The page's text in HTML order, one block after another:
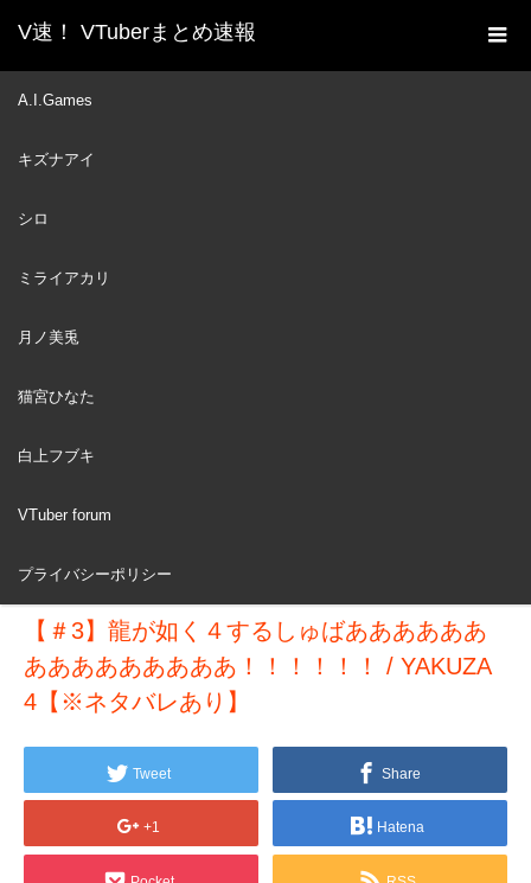
V速！ VTuberまとめ速報
A.I.Games
キズナアイ
シロ
ミライアカリ
月ノ美兎
猫宮ひなた
白上フブキ
VTuber forum
プライバシーポリシー
ホーム
新着動画一覧
4【※ネタバレあり】
NOV
【＃3】龍が如く４するしゅばああああああ
あああああああああ！！！！！！ / YAKUZA
4【※ネタバレあり】
Tweet Share
+1 Hatena